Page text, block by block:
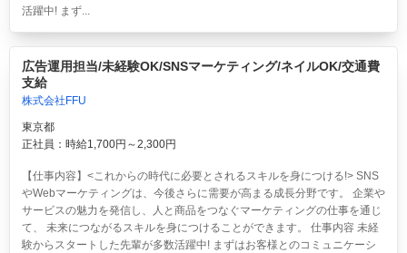
活躍中! まず...
広告運用担当/未経験OK/SNSマーケティング/ネイルOK/交通費
支給
株式会社FFU
東京都
正社員：時給1,700円～2,300円
【仕事内容】<これからの時代に必要とされるスキルを身につける!> SNS
やWebマーケティングは、今後さらに需要が高まる成長分野です。 企業や
サービスの魅力を発信し、人と商品をつなぐマーケティングの仕事を通じ
て、 未来につながるスキルを身につけることができます。 仕事内容 未経
験からスタートした先輩が多数活躍中! まずはお客様とのコミュニケーシ